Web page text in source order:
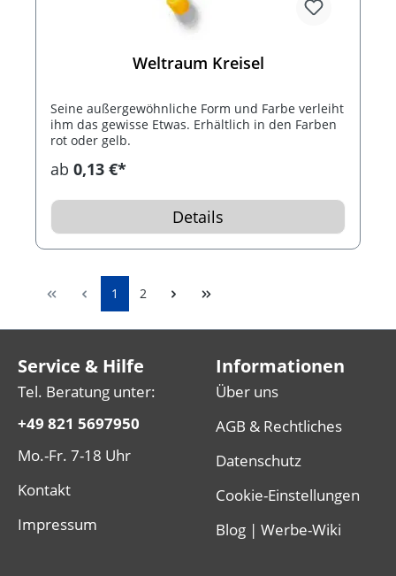
Weltraum Kreisel
Seine außergewöhnliche Form und Farbe verleiht
ihm das gewisse Etwas. Erhältlich in den Farben
rot oder gelb.
ab 0,13 €*
Details
1 2
Service & Hilfe
Tel. Beratung unter:
+49 821 5697950
Mo.-Fr. 7-18 Uhr
Kontakt
Impressum
Informationen
Über uns
AGB & Rechtliches
Datenschutz
Cookie-Einstellungen
Blog | Werbe-Wiki